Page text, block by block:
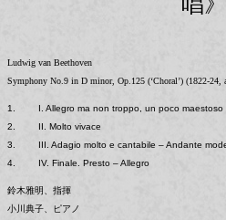
Ludwig van Beethoven
Symphony No.9 in D minor, Op.125 (‘Choral’) (1822-24,
1. I. Allegro ma non troppo, un poco maestoso
2.
II. Molto vivace
3.
III. Adagio molto e cantabile – Andante
4.
IV. Finale. Presto – Allegro
鈴木雅明、指揮
小川典子、ピアノ